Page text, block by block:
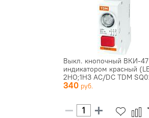
Выкл. кнопочный ВКИ-
индикатором красный
2НО;1НЗ AC/DC TDM
340